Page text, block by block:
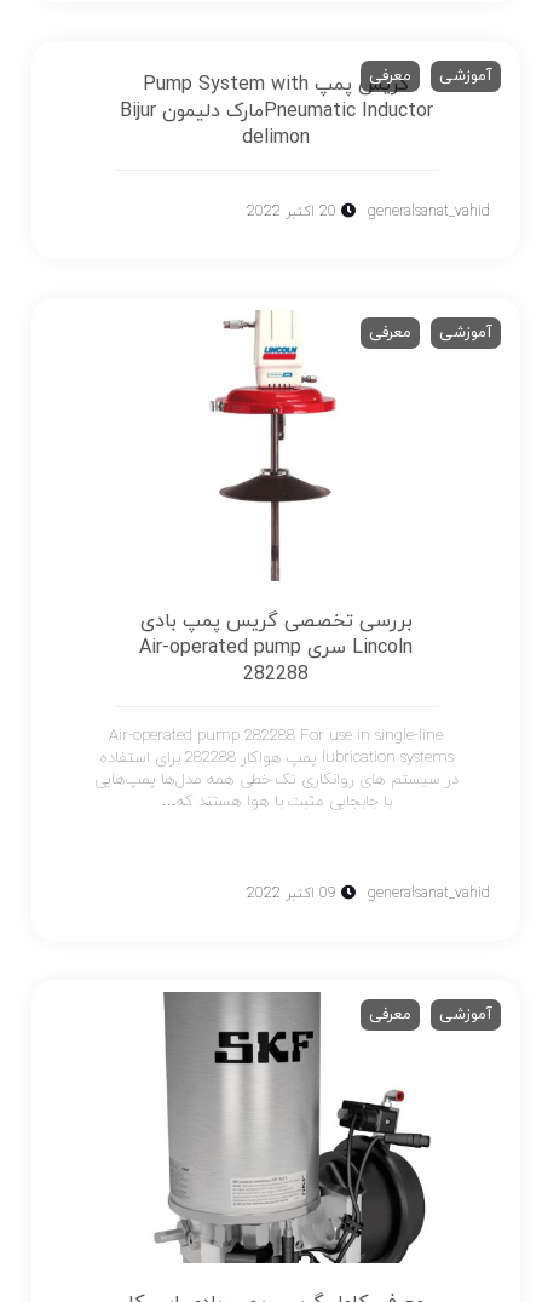
آموزشی معرفی
گریس پمپ Pump System with
Pneumatic Inductorمارک دلیمون Bijur
delimon
generalsanat_vahid 20 اکتبر 2022
آموزشی معرفی
بررسی تخصصی گریس پمپ بادی
Lincoln سری Air-operated pump
282288
Air-operated pump 282288 For use in single-line
lubrication systems پمپ هواکار 282288 برای استفاده
در سیستم های روانکاری تک خطی همه مدل‌ها پمپ‌هایی
با جابجایی مثبت با هوا هستند که…
generalsanat_vahid 09 اکتبر 2022
آموزشی معرفی